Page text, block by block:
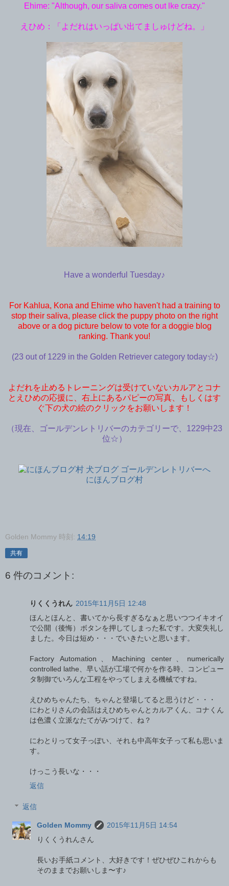
Ehime: "Although, our saliva comes out lke crazy."
えひめ：「よだれはいっぱい出てましゅけどね。」
Have a wonderful Tuesday♪
For Kahlua, Kona and Ehime who haven't had a training to
stop their saliva, please click the puppy photo on the right
above or a dog picture below to vote for a doggie blog
ranking. Thank you!
(23 out of 1229 in the Golden Retriever category today☆)
よだれを止めるトレーニングは受けていないカルアとコナ
とえひめの応援に、右上にあるパピーの写真、もしくはす
ぐ下の犬の絵のクリックをお願いします！
（現在、ゴールデンレトリバーのカテゴリーで、1229中23
位☆）
にほんブログ村
Golden Mommy 時刻: 14:19
共有
6 件のコメント:
りくくうれん 2015年11月5日 12:48
ほんとほんと、書いてから長すぎるなぁと思いつつイキオイ
で公開（後悔）ボタンを押してしまった私です。大変失礼し
ました。今日は短め・・・でいきたいと思います。
Factory Automation、Machining center、numerically
controlled lathe、早い話が工場で何かを作る時、コンピュー
タ制御でいろんな工程をやってしまえる機械ですね。
えひめちゃんたち、ちゃんと登場してると思うけど・・・
にわとりさんの会話はえひめちゃんとカルアくん、コナくん
は色濃く立派なたてがみつけて、ね？
にわとりって女子っぽい、それも中高年女子って私も思いま
す。
けっこう長いな・・・
返信
返信
Golden Mommy
2015年11月5日 14:54
りくくうれんさん
長いお手紙コメント、大好きです！ぜひぜひこれからも
そのままでお願いしま〜す♪